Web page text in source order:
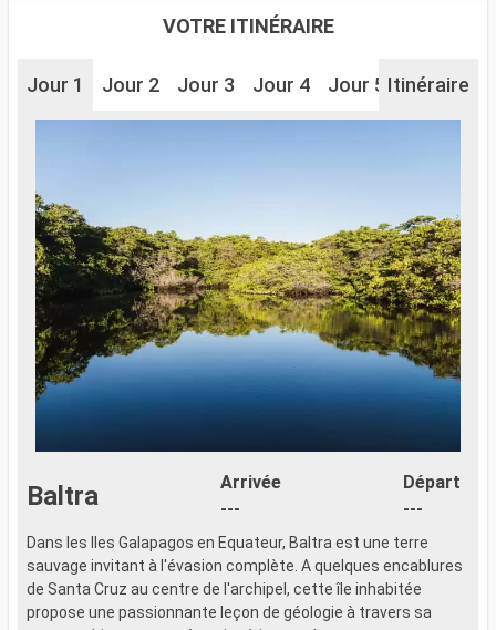
VOTRE ITINÉRAIRE
Jour 1 Jour 2 Jour 3 Jour 4 Jour 5 Jour 6
Itinéraire
Baltra
Arrivée
---
Départ
---
Dans les Iles Galapagos en Equateur, Baltra est une terre
sauvage invitant à l'évasion complète. A quelques encablures
de Santa Cruz au centre de l'archipel, cette île inhabitée
propose une passionnante leçon de géologie à travers sa